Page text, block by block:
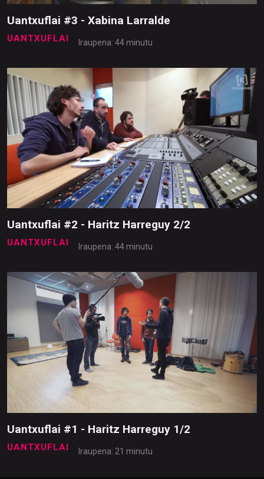
Uantxuflai #3 - Xabina Larralde
UANTXUFLAI Iraupena: 44 minutu
Uantxuflai #2 - Haritz Harreguy 2/2
UANTXUFLAI Iraupena: 44 minutu
Uantxuflai #1 - Haritz Harreguy 1/2
UANTXUFLAI Iraupena: 21 minutu